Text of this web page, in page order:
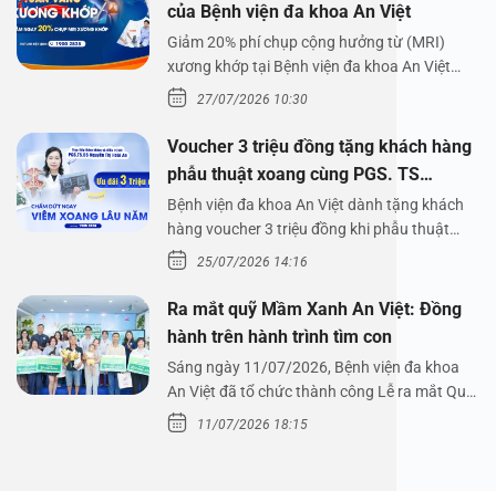
của Bệnh viện đa khoa An Việt
Giảm 20% phí chụp cộng hưởng từ (MRI)
xương khớp tại Bệnh viện đa khoa An Việt
Bệnh viện đa…
27/07/2026 10:30
Voucher 3 triệu đồng tặng khách hàng
phẫu thuật xoang cùng PGS. TS
Nguyễn Thị Hoài An
Bệnh viện đa khoa An Việt dành tặng khách
hàng voucher 3 triệu đồng khi phẫu thuật
xoang cùng PGS.…
25/07/2026 14:16
Ra mắt quỹ Mầm Xanh An Việt: Đồng
hành trên hành trình tìm con
Sáng ngày 11/07/2026, Bệnh viện đa khoa
An Việt đã tổ chức thành công Lễ ra mắt Quỹ
Mầm Xanh…
11/07/2026 18:15